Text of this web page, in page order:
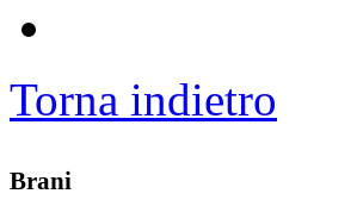
Torna indietro
Brani